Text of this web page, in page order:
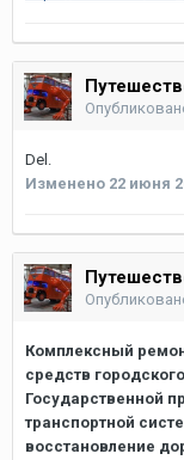
Del.
Изменено 22 июня
Комплексный
средств
Государственной
транспортной
восстановление